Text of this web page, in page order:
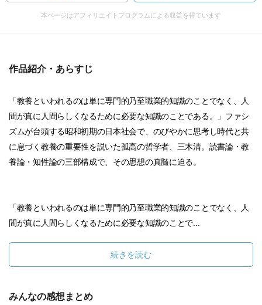
本ページはアフィリエイトプログラムによる収益を得ています
作品紹介・あらすじ
「教養といわれるのは単に専門的乃至職業的知識のことでなく、人
間が真に人間らしくなるために必要な知識のことである。」ファシ
ズムが台頭する昭和初期の日本社会で、のびやかに思考し時代と共
に息づく教養の重要性を説いた孤高の哲学者、三木清。読書論・教
養論・知性論の三部構成で、その思想の真髄に迫る。
「教養といわれるのは単に専門的乃至職業的知識のことでなく、人
間が真に人間らしくなるために必要な知識のことで...
続きを読む
みんなの感想まとめ